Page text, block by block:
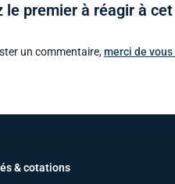
le premier à réagir à
un commentaire,merci de
& cotations